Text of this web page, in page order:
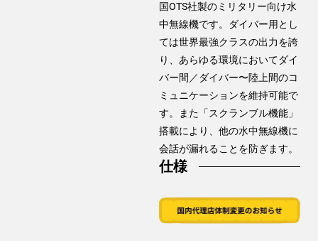
国OTS社製のミリタリー向け水
中無線機です。ダイバー用とし
ては世界最強クラスの出力を誇
り、あらゆる環境においてダイ
バー間／ダイバー〜陸上間のコ
ミュニケーションを維持可能で
す。また「スクランブル機能」
搭載により、他の水中無線機に
会話が漏れることを防ぎます。
仕様